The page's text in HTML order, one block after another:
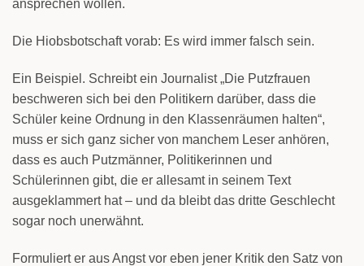
ansprechen wollen.
Die Hiobsbotschaft vorab: Es wird immer falsch sein.
Ein Beispiel. Schreibt ein Journalist „Die Putzfrauen
beschweren sich bei den Politikern darüber, dass die
Schüler keine Ordnung in den Klassenräumen halten“,
muss er sich ganz sicher von manchem Leser anhören,
dass es auch Putzmänner, Politikerinnen und
Schülerinnen gibt, die er allesamt in seinem Text
ausgeklammert hat – und da bleibt das dritte Geschlecht
sogar noch unerwähnt.
Formuliert er aus Angst vor eben jener Kritik den Satz von